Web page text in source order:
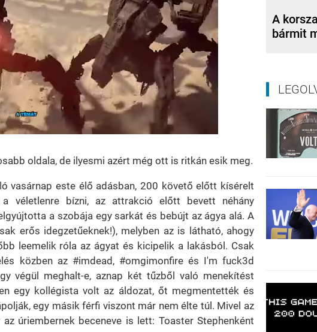
oldala, de ilyesmi azért még ott is ritkán esik meg.
vasárnap este élő adásban, 200 követő előtt kísérelt
véletlenre bízni, az attrakció előtt bevett néhány
a szobája egy sarkát és bebújt az ágya alá. A
erős idegzetűeknek!), melyben az is látható, ahogy
leemelik róla az ágyat és kicipelik a lakásból. Csak
közben az #imdead, #omgimonfire és I'm fuck3d
végül meghalt-e, aznap két tűzből való menekítést
egy kollégista volt az áldozat, őt megmentették és
egy másik férfi viszont már nem élte túl. Mivel az
úriembernek beceneve is lett: Toaster Stephenként
A
bármit